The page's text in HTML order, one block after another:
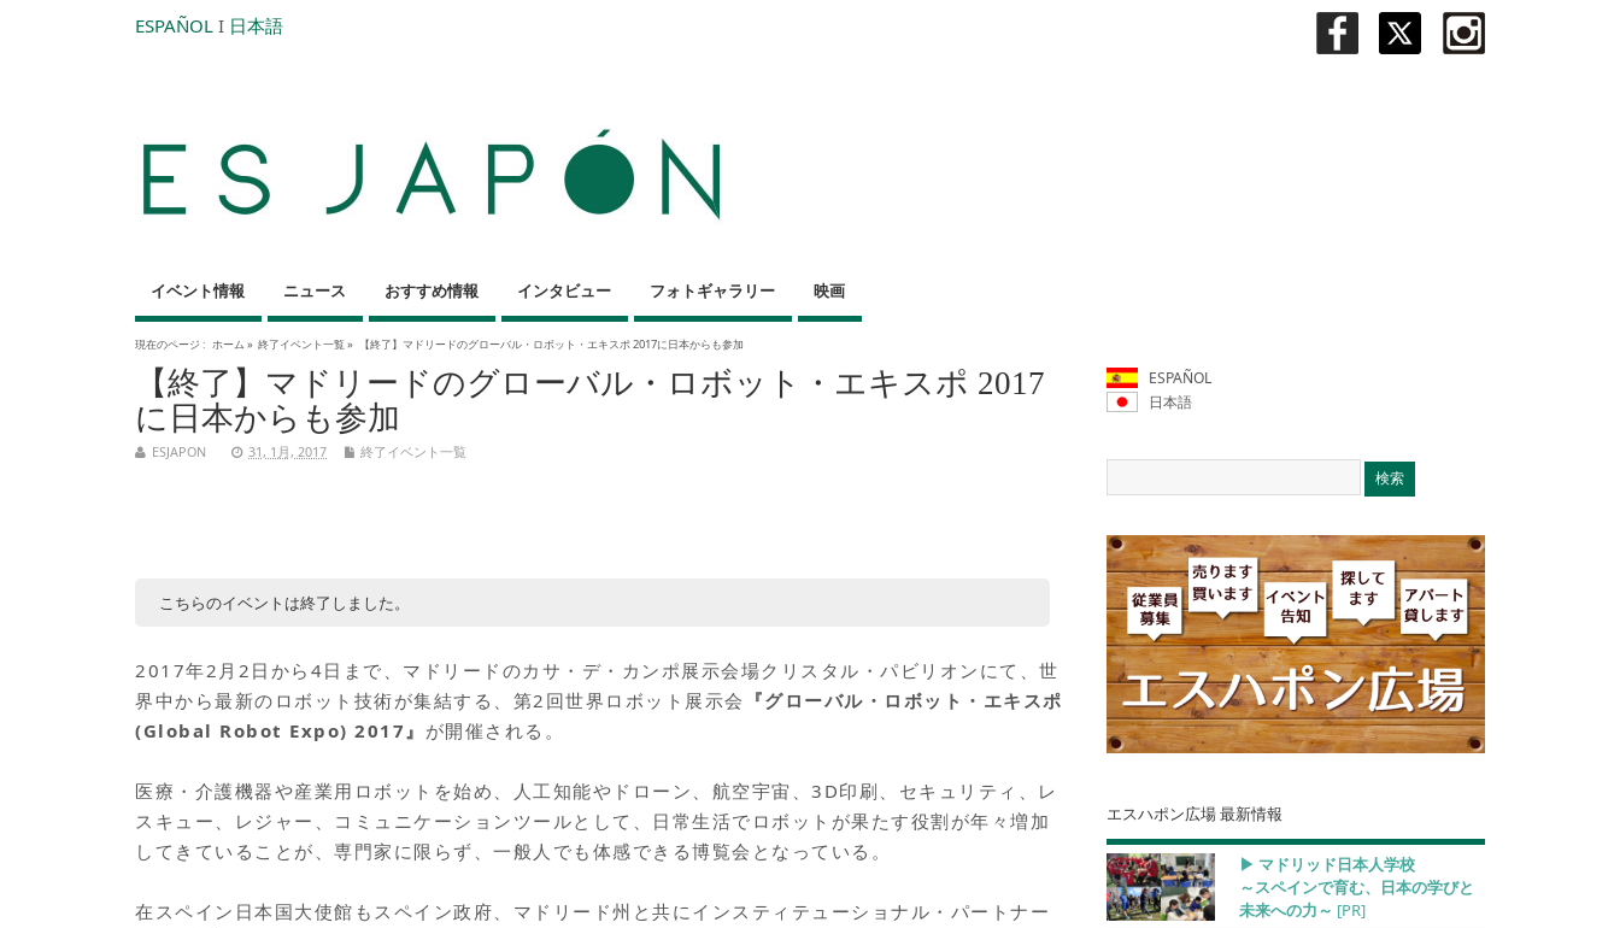
ESPAÑOL I 日本語
イベント情報 ニュース おすすめ情報 インタビュー フォトギャラリー 映画
現在のページ : ホーム » 終了イベント一覧» 【終了】マドリードのグローバル・ロボット・エキスポ 2017に日本からも参加
【終了】マドリードのグローバル・ロボット・エキスポ 2017
に日本からも参加
ESJAPON 31, 1月, 2017 終了イベント一覧
こちらのイベントは終了しました。
2017年2月2日から4日まで、マドリードのカサ・デ・カンポ展示会場クリスタル・パビリオンにて、世
界中から最新のロボット技術が集結する、第2回世界ロボット展示会 『グローバル・ロボット・エキスポ
(Global Robot Expo) 2017』 が開催される。
医療・介護機器や産業用ロボットを始め、人工知能やドローン、航空宇宙、3D印刷、セキュリティ、レ
スキュー、レジャー、コミュニケーションツールとして、日常生活でロボットが果たす役割が年々増加
してきていることが、専門家に限らず、一般人でも体感できる博覧会となっている。
在スペイン日本国大使館もスペイン政府、マドリード州と共にインスティテューショナル・パートナー
ESPAÑOL
日本語
エスハポン広場 最新情報
▶︎ マドリッド日本人学校
～スペインで育む、日本の学びと
未来への力～ [PR]